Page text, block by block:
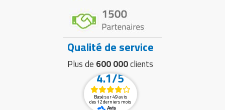
Qualité de service
Plus de 600 000clients
4.1/5
Basé sur 49 avis
des 12 derniers mois